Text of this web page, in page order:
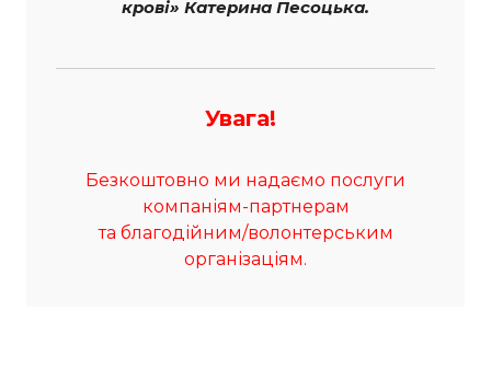
крові» Катерина Песоцька.
Увага!
Безкоштовно ми надаємо послуги
компаніям-партнерам
та благодійним/волонтерським
організаціям.